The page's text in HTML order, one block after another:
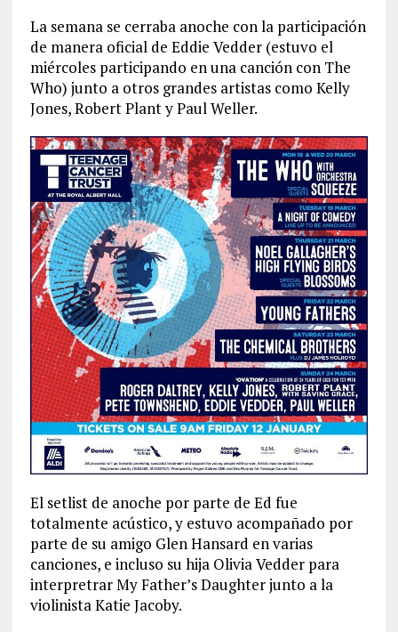
La semana se cerraba anoche con la participación
de manera oficial de Eddie Vedder (estuvo el
miércoles participando en una canción con The
Who) junto a otros grandes artistas como Kelly
Jones, Robert Plant y Paul Weller.
El setlist de anoche por parte de Ed fue
totalmente acústico, y estuvo acompañado por
parte de su amigo Glen Hansard en varias
canciones, e incluso su hija Olivia Vedder para
interpretrar My Father’s Daughter junto a la
violinista Katie Jacoby.